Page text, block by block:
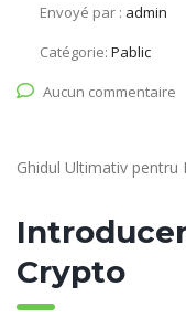
Envoyé par : admin
Catégorie: Pablic
Aucun commentaire
Ghidul Ultimativ
Crypto